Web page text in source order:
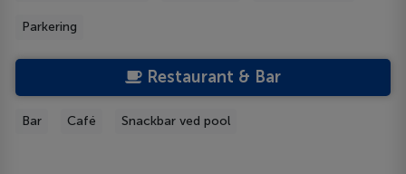
Parkering
Restaurant & Bar
Bar Café Snackbar ved pool